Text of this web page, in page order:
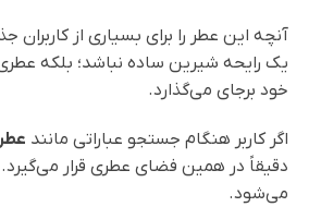
آنچه این عطر را برای بسیاری از
یک رایحه شیرین ساده نباشد؛ بلکه
خود برجای می‌گذارد.
اگر کاربر هنگام جستجو عباراتی مانند
دقیقاً در همین فضای عطری قرار
می‌شود.